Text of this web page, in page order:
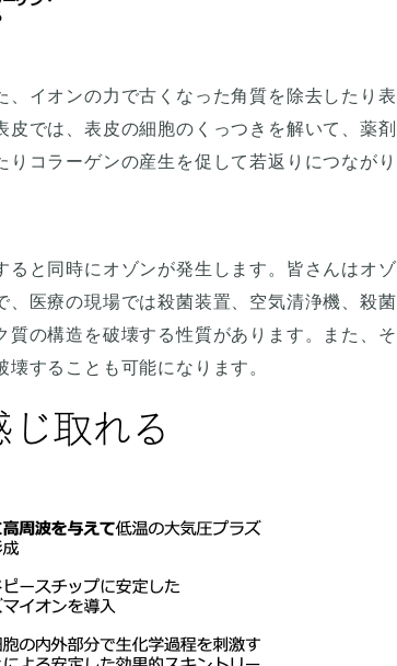
イオンの力で古くなった角質を除去したり
では、表皮の細胞のくっつきを解いて、薬
コラーゲンの産生を促して若返りにつながり
と同時にオゾンが発生します。皆さんはオ
医療の現場では殺菌装置、空気清浄機、殺
の構造を破壊する性質があります。また、
することも可能になります。